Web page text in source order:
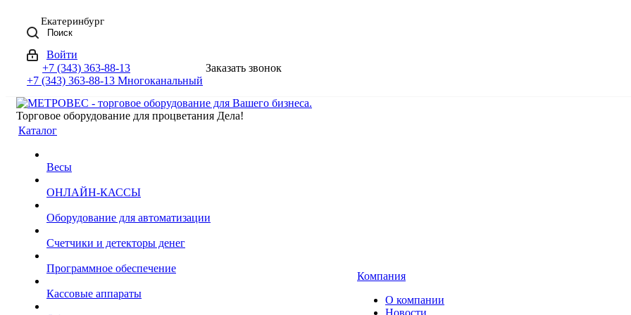
Екатеринбург
Поиск
Войти
+7 (343) 363-88-13
+7 (343) 363-88-13 Многоканальный
Заказать звонок
Торговое оборудование для процветания Дела!
Каталог
Весы
ОНЛАЙН-КАССЫ
Оборудование для автоматизации
Счетчики и детекторы денег
Программное обеспечение
Кассовые аппараты
Компания
О компании
Новости